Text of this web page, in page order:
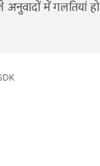
में गलतियां हो